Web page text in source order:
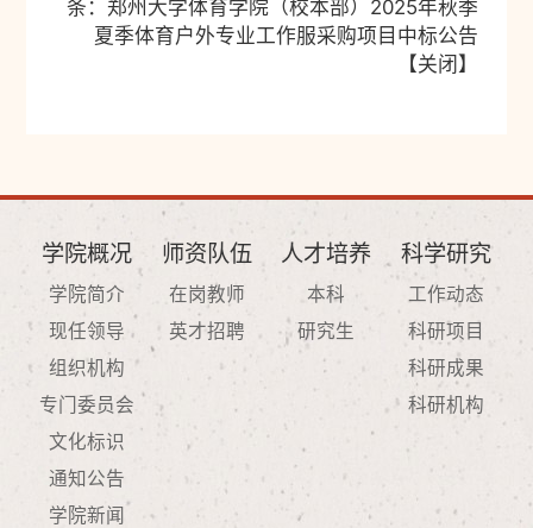
条： 郑州大学体育学院（校本部）2025年秋季
夏季体育户外专业工作服采购项目中标公告
【关闭 】
学院概况
学院简介
现任领导
组织机构
专门委员会
文化标识
通知公告
学院新闻
师资队伍
在岗教师
英才招聘
人才培养
本科
研究生
科学研究
工作动态
科研项目
科研成果
科研机构